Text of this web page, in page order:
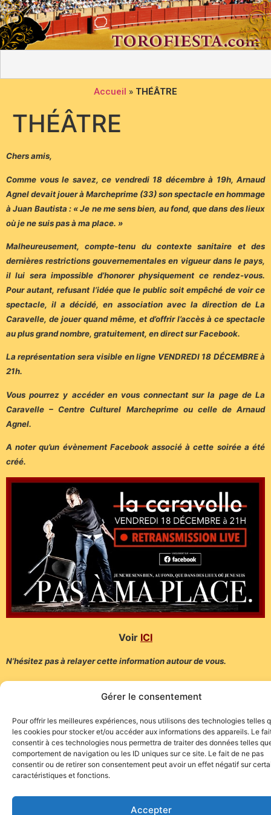
Gérer le consentement
Pour offrir les meilleures expériences, nous utilisons des technologies telles
les cookies pour stocker et/ou accéder aux informations des appareils. Le
consentir à ces technologies nous permettra de traiter des données telles
comportement de navigation ou les ID uniques sur ce site. Le fait de ne pas
consentir ou de retirer son consentement peut avoir un effet négatif sur
caractéristiques et fonctions.
Accepter
Accueil » THÉÂTRE
THÉÂTRE
Chers amis,
Comme vous le savez, ce vendredi 18 décembre à 19h, Arnaud
Agnel devait jouer à Marcheprime (33) son spectacle en hommage
à Juan Bautista : « Je ne me sens bien, au fond, que dans des lieux
où je ne suis pas à ma place. »
Malheureusement, compte-tenu du contexte sanitaire et des
dernières restrictions gouvernementales en vigueur dans le pays,
il lui sera impossible d’honorer physiquement ce rendez-vous.
Pour autant, refusant l’idée que le public soit empêché de voir ce
spectacle, il a décidé, en association avec la direction de La
Caravelle, de jouer quand même, et d’offrir l’accès à ce spectacle
au plus grand nombre, gratuitement, en direct sur Facebook.
La représentation sera visible en ligne VENDREDI 18 DÉCEMBRE à
21h.
Vous pourrez y accéder en vous connectant sur la page de La
Caravelle – Centre Culturel Marcheprime ou celle de Arnaud
Agnel.
A noter qu’un évènement Facebook associé à cette soirée a été
créé.
Voir ICI
N’hésitez pas à relayer cette information autour de vous.
soyons nombreux, vendredi soir, à être connectés.
(Communiqué de l’équipe de production)
Site de l'association TOROFIESTA